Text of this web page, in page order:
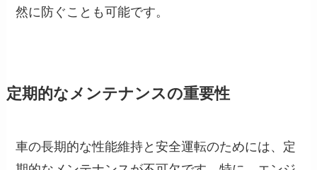
然に防ぐことも可能です。
定期的なメンテナンスの重要性
車の長期的な性能維持と安全運転のためには、定